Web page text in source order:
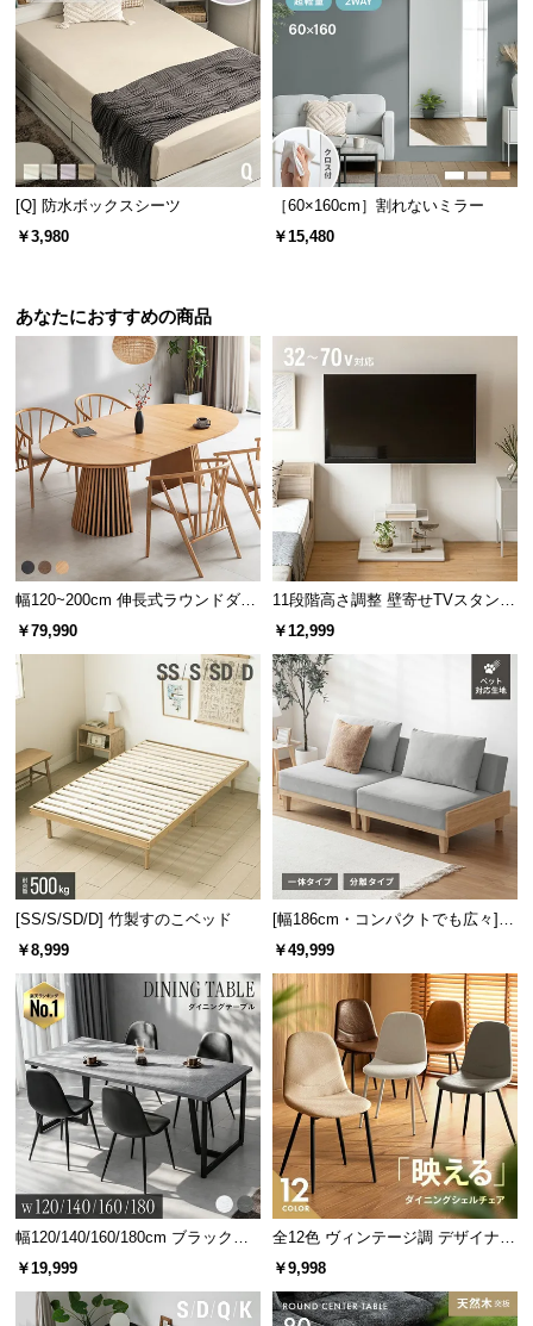
[Q] 防水ボックスシーツ
￥3,980
［60×160cm］割れないミラー
￥15,480
あなたにおすすめの商品
幅120~200cm 伸長式ラウンドダイ
ニングテーブル 6人掛け 天然木突
￥79,990
11段階高さ調整 壁寄せTVスタンド
キャスター付き 上下左右角度調節
￥12,999
[SS/S/SD/D] 竹製すのこベッド
￥8,999
[幅186cm・コンパクトでも広々] 3
人掛けソファベッド リクライニン
グ 天然木フレーム 北欧
￥49,999
幅120/140/160/180cm ブラックフ
レーム ダイニング 大理石調 4人掛
￥19,999
全12色 ヴィンテージ調 デザイナー
ズシェルチェア
￥9,998